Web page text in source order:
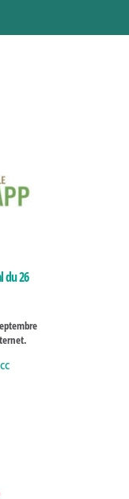
du 26